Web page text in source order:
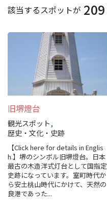
堺観光レンタサイクル
モデルコース
体験プラン・ツアー
特集
開花情報
スポーツ施設
NEWS
該当するスポットが 209
旧堺燈台
観光スポット
歴史・文化・史跡
【Click here for details in Englis
h.】堺のシンボル旧堺燈台。日本
最古の木造洋式灯台として国指定
史跡になっています。室町時代か
ら安⼟桃⼭時代にかけて、天然の
良港であった...